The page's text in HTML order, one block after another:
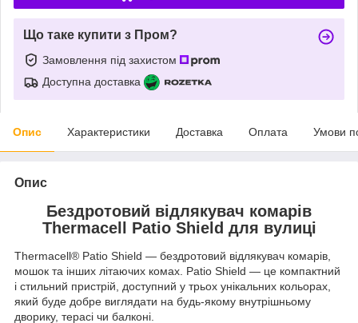
Що таке купити з Пром?
Замовлення під захистом
Доступна доставка
Опис Характеристики Доставка Оплата Умови
Опис
Бездротовий відлякувач комарів
Thermacell Patio Shield для вулиці
Thermacell® Patio Shield — бездротовий відлякувач комарів,
мошок та інших літаючих комах. Patio Shield — це компактний
і стильний пристрій, доступний у трьох унікальних кольорах,
який буде добре виглядати на будь-якому внутрішньому
дворику, терасі чи балконі.